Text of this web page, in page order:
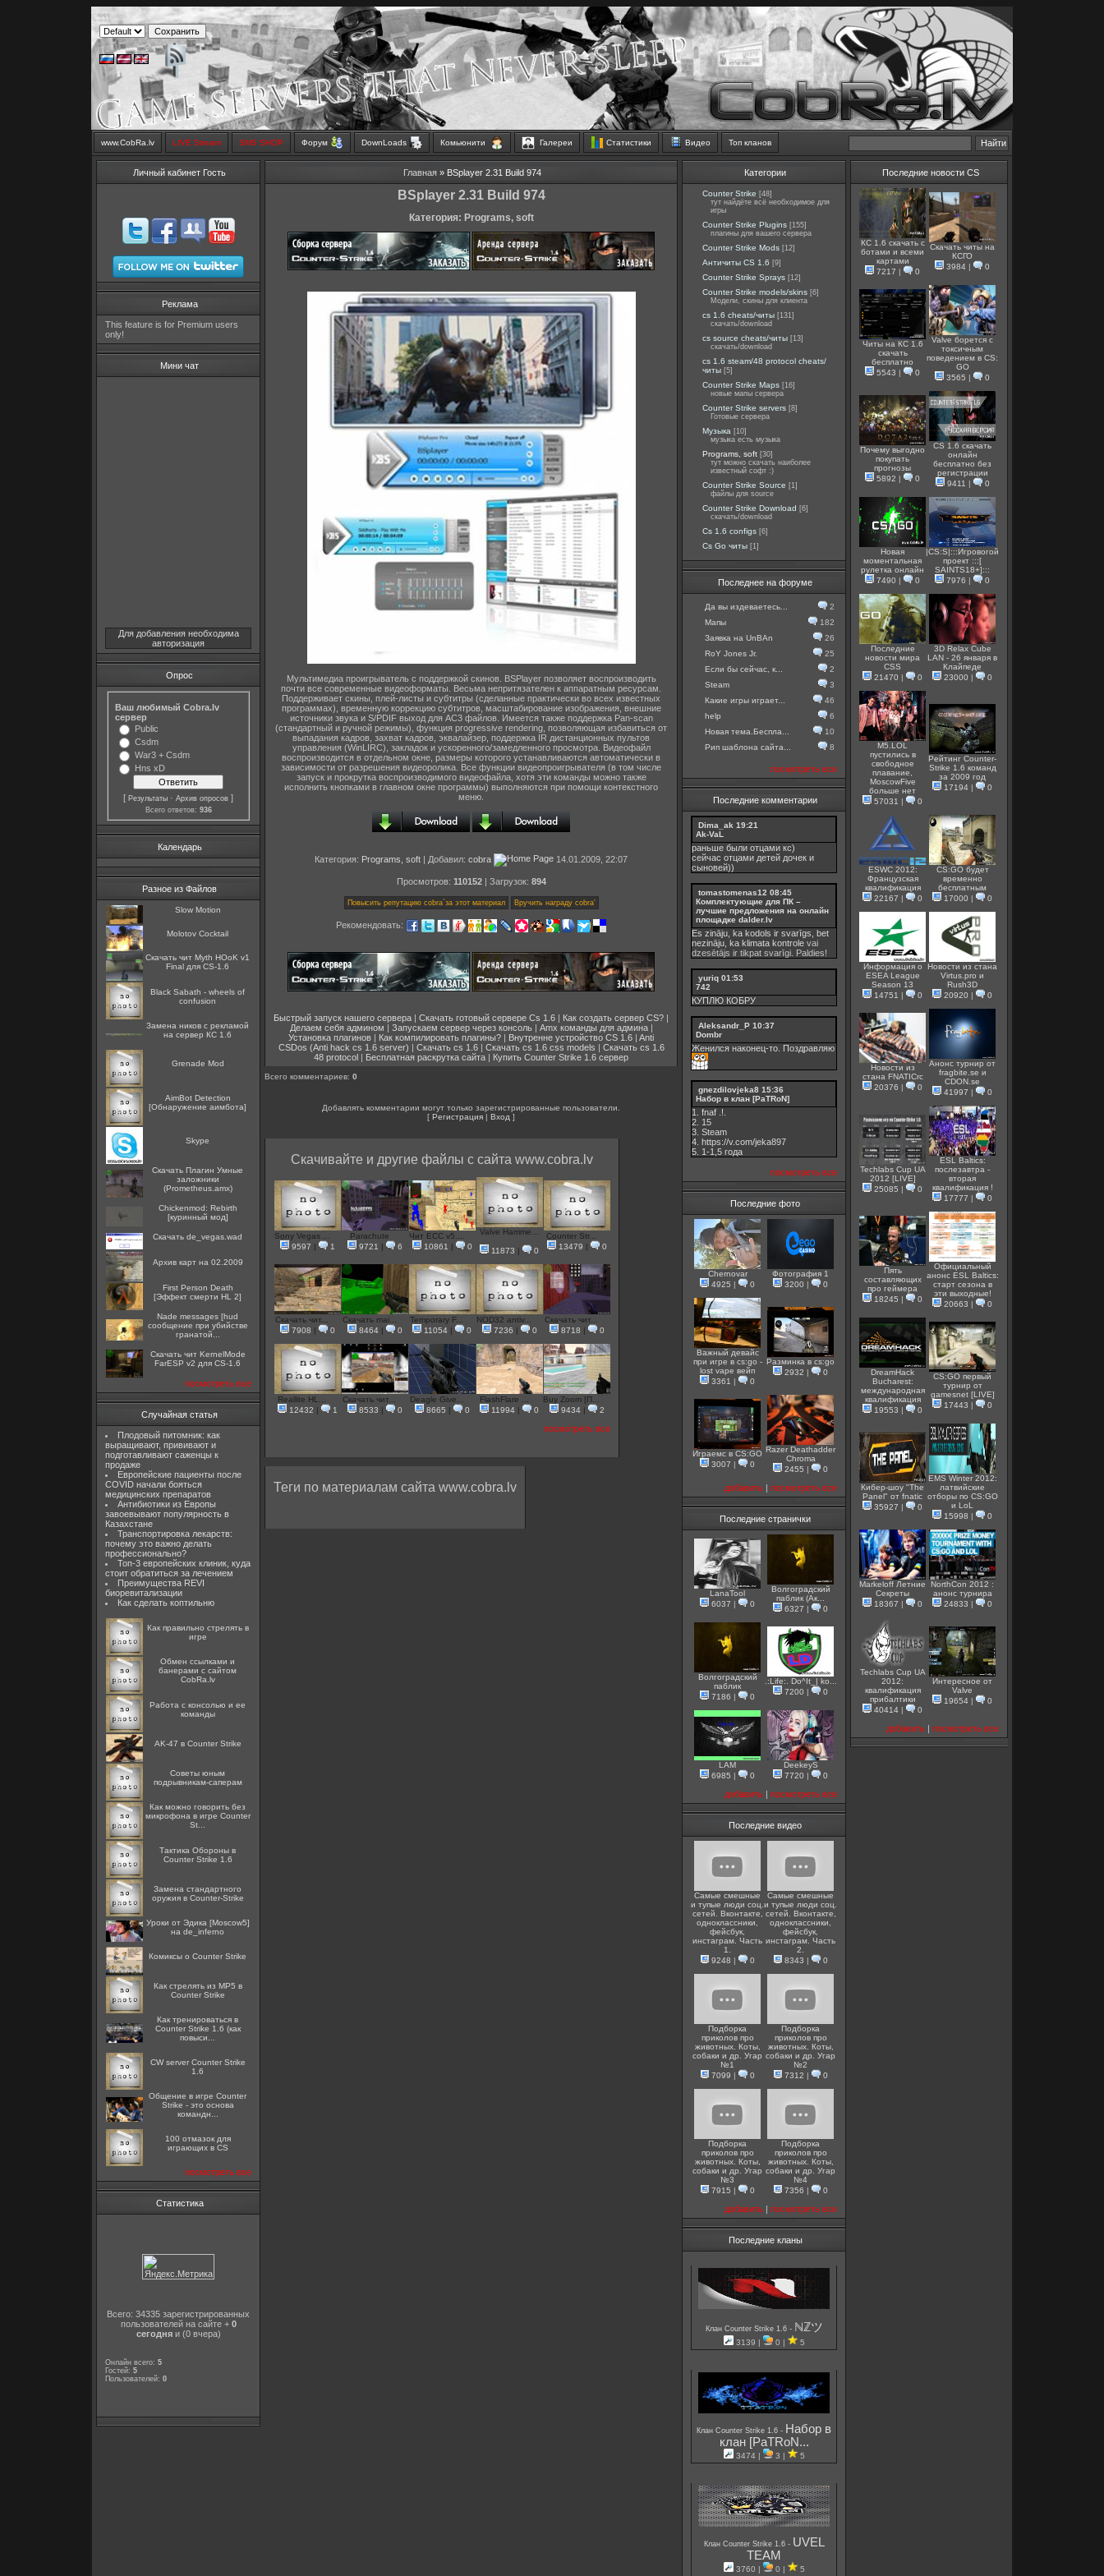
www.CobRa.lv LIVE Stream SMS SHOP Форум DownLoads Комьюнити Галереи Статистики Видео Топ кланов
Личный кабинет Гость
Реклама
This feature is for Premium users
only!
Мини чат
Для добавления необходима
авторизация
Опрос
Ваш любимый Cobra.lv
сервер
Public
Csdm
War3 + Csdm
Hns xD
[ Результаты · Архив опросов ]
Всего ответов: 936
Календарь
Разное из Файлов
Slow Motion
Molotov Cocktail
Скачать чит Myth HОоK v1
Final для CS-1.6
Black Sabath - wheels of
confusion
Замена ников с рекламой
на сервер КС 1.6
Grenade Mod
AimBot Detection
[Обнаружение аимбота]
Skype
Скачать Плагин Умные
заложники
(Prometheus.amx)
Chickenmod: Rebirth
[куринный мод]
Скачать de_vegas.wad
Архив карт на 02.2009
First Person Death
[Эффект смерти HL 2]
Nade messages [hud
сообщение при убийстве
гранатой...
Скачать чит KernelMode
FarESP v2 для CS-1.6
посмотреть все
Случайная статья
Плодовый питомник: как
выращивают, прививают и
подготавливают саженцы к
продаже
Европейские пациенты после
COVID начали бояться
медицинских препаратов
Антибиотики из Европы
завоевывают популярность в
Казахстане
Транспортировка лекарств:
почему это важно делать
профессионально?
Топ-3 европейских клиник, куда
стоит обратиться за лечением
Преимущества REVI
биоревитализации
Как сделать коптильню
Как правильно стрелять в
игре
Oбмен ссылками и
банерами с сайтом
CobRa.lv
Работа с консолью и ее
команды
AK-47 в Counter Strike
Советы юным
подрывникам-саперам
Как можно говорить без
микрофона в игре Counter
St...
Тактика Обороны в
Counter Strike 1.6
Замена стандартного
оружия в Counter-Strike
Уроки от Эдика [Moscow5]
на de_inferno
Комиксы о Counter Strike
Как стрелять из MP5 в
Counter Strike
Как тренироваться в
Counter Strike 1.6 (как
повыси...
CW server Counter Strike
1.6
Общение в игре Counter
Strike - это основа
командн...
100 отмазок для
играющих в CS
посмотреть все
Статистика
Всего: 34335 зарегистрированных
пользователей на сайте + 0
сегодняи (0 вчера)
Онлайн всего: 5
Гостей: 5
Пользователей: 0
Главная » BSplayer 2.31 Build 974
BSplayer 2.31 Build 974
Категория: Programs, soft
Мультимедиа проигрыватель с поддержкой скинов. BSPlayer позволяет воспроизводить
почти все современные видеоформаты. Весьма непритязателен к аппаратным ресурсам.
Поддерживает скины, плей-листы и субтитры (сделанные практически во всех известных
программах), временную коррекцию субтитров, масштабирование изображения, внешние
источники звука и S/PDIF выход для AC3 файлов. Имеется также поддержка Pan-scan
(стандартный и ручной режимы), функция progressive rendering, позволяющая избавиться от
выпадания кадров, захват кадров, эквалайзер, поддержка IR дистанционных пультов
управления (WinLIRC), закладок и ускоренного/замедленного просмотра. Видеофайл
воспроизводится в отдельном окне, размеры которого устанавливаются автоматически в
зависимости от разрешения видеоролика. Все функции видеопроигрывателя (в том числе
запуск и прокрутка воспроизводимого видеофайла, хотя эти команды можно также
исполнить кнопками в главном окне программы) выполняются при помощи контекстного
меню.
Категория: Programs, soft | Добавил: cobra 14.01.2009, 22:07
Просмотров: 110152| Загрузок: 894
Рекомендовать:
Быстрый запуск нашего сервера | Скачать готовый сервере Cs 1.6 | Как создать сервер CS? |
Делаем себя админом | Запускаем сервер через консоль| Amx команды для админа|
Установка плагинов | Как компилировать плагины? | Внутренне устройство CS 1.6 | Anti
CSDos (Anti hack cs 1.6 server) | Скачать cs 1.6| Скачать cs 1.6 css models | Скачать cs 1.6
48 protocol | Бесплатная раскрутка сайта | Купить Counter Strike 1.6 сервер
Всего комментариев: 0
Добавлять комментарии могут только зарегистрированные пользователи.
[ Регистрация | Вход ]
Скачивайте и другие файлы с сайта www.cobra.lv
Sony Vegas ...
9597 | 1
Parachute
9721 | 6
Чит ECC v5....
10861 | 0
Valve Hamme...
11873 | 0
Counter Str...
13479 | 0
Скачать чит...
7908 | 0
Скачать mai...
8464| 0
Temporary F...
11054 | 0
NOD32 antiv...
7236 | 0
Скачать чит...
8718 | 0
Reallite HL...
12432 | 1
Скачать чит...
8533 | 0
Deagle Give...
8665 | 0
FlashFlare ...
11994 | 0
Buy Zoom [П...
9434| 2
посмотреть все
Теги по материалам сайта www.cobra.lv
Категории
Counter Strike [48]
тут найдёте всё необходимое для
игры
Counter Strike Plugins [155]
плагины для вашего сервера
Counter Strike Mods [12]
Античиты CS 1.6 [9]
Counter Strike Sprays [12]
Counter Strike models/skins [6]
Модели, скины для клиента
cs 1.6 cheats/читы [131]
скачать/download
cs source cheats/читы [13]
скачать/download
cs 1.6 steam/48 protocol cheats/
читы [5]
Counter Strike Maps [16]
новые мапы сервера
Counter Strike servers [8]
Готовые сервера
Музыка [10]
музыка есть музыка
Programs, soft [30]
тут можно скачать наиболее
известный софт :)
Counter Strike Source [1]
файлы для source
Counter Strike Download [6]
скачать/download
Cs 1.6 configs [6]
Cs Go читы [1]
Последнее на форуме
Да вы издеваетесь...
2
Мапы
182
Заявка на UnBAn
26
RoY Jones Jr.
25
Если бы сейчас, к...
2
Steam
3
Какие игры играет...
46
help
6
Новая тема.Беспла...
10
Рип шаблона сайта...
8
посмотреть все
Последние комментарии
Dima_ak 19:21
Ak-VaL
раньше были отцами кс)
сейчас отцами детей дочек и
сыновей))
tomastomenas12 08:45
Комплектующие для ПК –
лучшие предложения на онлайн
площадке dalder.lv
Es zināju, ka kodols ir svarīgs, bet
nezināju, ka klimata kontrole vai
dzesētājs ir tikpat svarīgi. Paldies!
yuriq 01:53
742
КУПЛЮ КОБРУ
Aleksandr_P 10:37
Dombr
Женился наконец-то. Поздравляю
gnezdilovjeka8 15:36
Набор в клан [PaTRoN]
1. fnaf .!.
2. 15
3. Steam
4. https://v.com/jeka897
5. 1-1,5 годa
посмотреть все
Последние фото
Chernovar
4925 | 0
Фотография 1
3200 | 0
Важный девайс
при игре в cs:go -
lost vape вейп
3361 | 0
Разминка в cs:go
2932 | 0
Играемс в CS:GO
3007 | 0
Razer Deathadder
Chroma
2455 | 0
добавить | посмотреть все
Последние странички
LanaTool
6037 | 0
Волгоградский
паблик (Ак...
6327 | 0
Волгоградский
паблик
7186 | 0
.:Life:. Do^It_| ko...
7200 | 0
LAM
6985 | 0
DeekeyS
7720 | 0
добавить | посмотреть все
Последние видео
Самые смешные
и тупые люди соц.
сетей. Вконтакте,
одноклассники,
фейсбук,
инстаграм. Часть
1.
9248 | 0
Самые смешные
и тупые люди соц.
сетей. Вконтакте,
одноклассники,
фейсбук,
инстаграм. Часть
2.
8343 | 0
Подборка
приколов про
животных. Коты,
собаки и др. Угар
№1
7099 | 0
Подборка
приколов про
животных. Коты,
собаки и др. Угар
№2
7312 | 0
Подборка
приколов про
животных. Коты,
собаки и др. Угар
№3
7915 | 0
Подборка
приколов про
животных. Коты,
собаки и др. Угар
№4
7356 | 0
добавить | посмотреть все
Последние кланы
Клан Counter Strike 1.6 - ℕℤツ
3139 | 0 | 5
Клан Counter Strike 1.6 - Набор в
клан [PaTRoN...
3474 | 3 | 5
Клан Counter Strike 1.6 - UVEL
TEAM
3760 | 0 | 5
Последние новости CS
КС 1.6 скачать с
ботами и всеми
картами
7217 | 0
Скачать читы на
КСГО
3984 | 0
Читы на КС 1.6
скачать
бесплатно
5543 | 0
Valve борется с
токсичным
поведением в CS:
GO
3565 | 0
Почему выгодно
покупать
прогнозы
5892 | 0
CS 1.6 скачать
онлайн
бесплатно без
регистрации
9411 | 0
Новая
моментальная
рулетка онлайн
7490 | 0
|CS:S|:::Игровогой
проект :::[
SAINTS18+]:::
7976 | 0
Последние
новости мира
CSS
21470 | 0
3D Relax Cube
LAN - 26 января в
Клайпеде
23000 | 0
M5.LOL
пустились в
свободное
плавание,
MoscowFive
больше нет
57031 | 0
Рейтинг Counter-
Strike 1.6 команд
за 2009 год
17194 | 0
ESWC 2012:
Французская
квалификация
22167 | 0
CS:GO будет
временно
бесплатным
17000 | 0
Информация о
ESEA League
Season 13
14751 | 0
Новости из стана
Virtus.pro и
Rush3D
20920 | 0
Новости из
стана FNATICrc
20376 | 0
Анонс турнир от
fragbite.se и
СDON.se
41997 | 0
Techlabs Cup UA
2012 [LIVE]
25085 | 0
ESL Baltics:
послезавтра -
вторая
квалификация !
17777 | 0
Пять
составляющих
про геймера
18245 | 0
Официальный
анонс ESL Baltics:
старт сезона в
эти выходные!
20663 | 0
DreamHack
Bucharest:
международная
квалификация
19553 | 0
CS:GO первый
турнир от
gamesnet [LIVE]
17443 | 0
Кибер-шоу "The
Panel" от fnatic
35927 | 0
EMS Winter 2012:
латвийские
отборы по CS:GO
и LoL
15998 | 0
Markeloff Летние
Секреты
18367 | 0
NorthCon 2012 :
анонс турнира
24833 | 0
Techlabs Cup UA
2012:
квалификация
прибалтики
40414 | 0
Интересное от
Valve
19654 | 0
добавить | посмотреть все